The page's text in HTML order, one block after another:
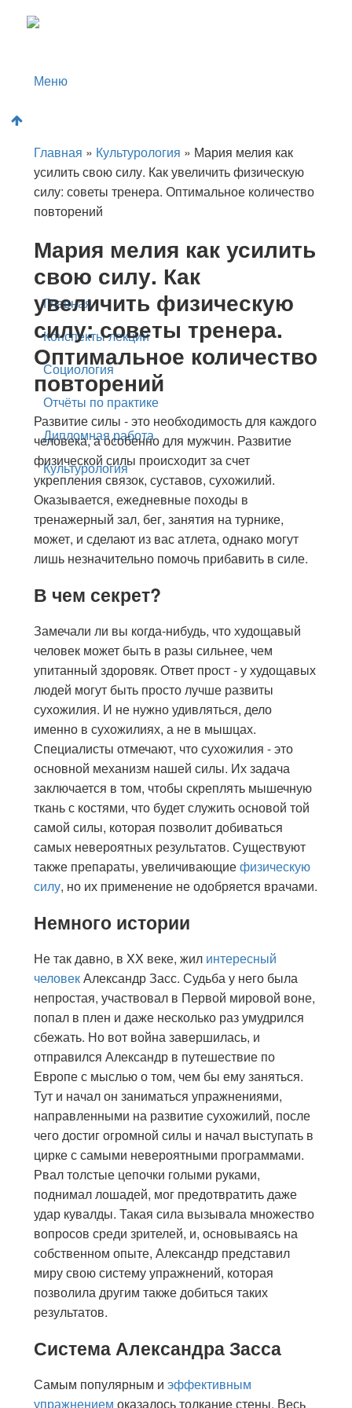
Меню
Социология
Отчёты по практике
Культурология
Главная
Конспекты лекций
Социология
Отчёты по практике
Дипломная работа
Культурология
Главная » Культурология » Мария мелия как
усилить свою силу. Как увеличить физическую
силу: советы тренера. Оптимальное количество
повторений
Мария мелия как усилить
свою силу. Как
увеличить физическую
силу: советы тренера.
Оптимальное количество
повторений
Развитие силы - это необходимость для каждого
человека, а особенно для мужчин. Развитие
физической силы происходит за счет
укрепления связок, суставов, сухожилий.
Оказывается, ежедневные походы в
тренажерный зал, бег, занятия на турнике,
может, и сделают из вас атлета, однако могут
лишь незначительно помочь прибавить в силе.
В чем секрет?
Замечали ли вы когда-нибудь, что худощавый
человек может быть в разы сильнее, чем
упитанный здоровяк. Ответ прост - у худощавых
людей могут быть просто лучше развиты
сухожилия. И не нужно удивляться, дело
именно в сухожилиях, а не в мышцах.
Специалисты отмечают, что сухожилия - это
основной механизм нашей силы. Их задача
заключается в том, чтобы скреплять мышечную
ткань с костями, что будет служить основой той
самой силы, которая позволит добиваться
самых невероятных результатов. Существуют
также препараты, увеличивающиефизическую
силу, но их применение не одобряется врачами.
Немного истории
Не так давно, в XX веке, жил интересный
человекАлександр Засс. Судьба у него была
непростая, участвовал в Первой мировой воне,
попал в плен и даже несколько раз умудрился
сбежать. Но вот война завершилась, и
отправился Александр в путешествие по
Европе с мыслью о том, чем бы ему заняться.
Тут и начал он заниматься упражнениями,
направленными на развитие сухожилий, после
чего достиг огромной силы и начал выступать в
цирке с самыми невероятными программами.
Рвал толстые цепочки голыми руками,
поднимал лошадей, мог предотвратить даже
удар кувалды. Такая сила вызывала множество
вопросов среди зрителей, и, основываясь на
собственном опыте, Александр представил
миру свою систему упражнений, которая
позволила другим также добиться таких
результатов.
Система Александра Засса
Самым популярным и эффективным
упражнением оказалось толкание стены. Весь